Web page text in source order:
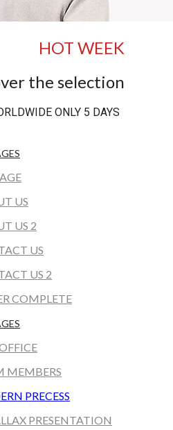
HOT WEEK
the selection
ONLY 5 DAYS
US
US 2
US
US 2
COMPLETE
MEMBERS
PRECESS
PRESENTATION